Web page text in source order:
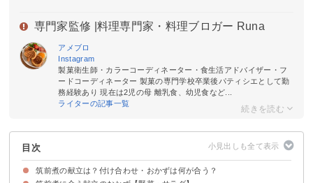
専門家監修 | 料理専門家・料理ブロガー Runa
アメブロ
Instagram
製菓衛生師・カラーコーディネーター・食生活アドバイザー・フ
ードコーディネーター 製菓の専門学校卒業後パティシエとして勤
務経験あり 現在は2児の母 離乳食、幼児食など...
ライターの記事一覧
目次
筑前煮の献立は？付け合わせ・おかずは何が合う？